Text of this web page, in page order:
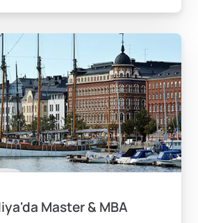
Master & MBA